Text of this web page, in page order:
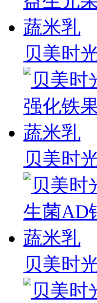
贝美时
贝美时
贝美时